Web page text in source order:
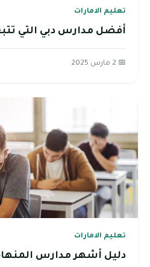
تعليم الامارات
أفضل مدارس دبي التي
📅 2 مارس 2025
تعليم الامارات
دليل أشهر مدارس